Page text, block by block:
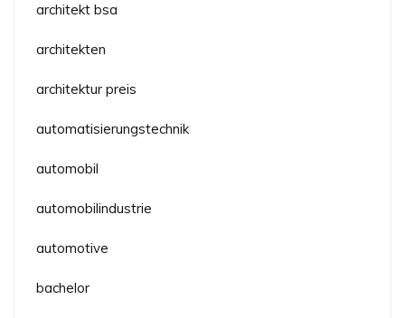
architekt bsa
architekten
architektur preis
automatisierungstechnik
automobil
automobilindustrie
automotive
bachelor